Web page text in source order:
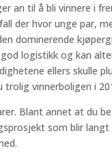
an til å bli vinnere i
der hvor unge par,
dominerende
logistikk og kan
ellers skulle
trolig vinnerboligen i
Blant annet at du
som blir langt